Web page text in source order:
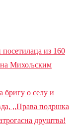
из 160
на Михољским
о селу и
,,Права подршка
друштва!